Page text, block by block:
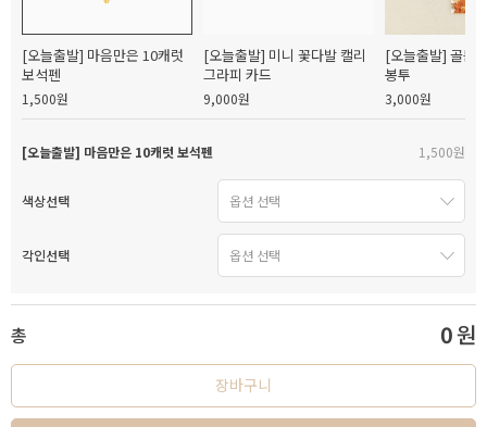
[오늘출발] 마음만은 10캐럿
보석펜
1,500원
[오늘출발] 미니 꽃다발 캘리
그라피 카드
9,000원
[오늘출발] 골든
봉투
3,000원
[오늘출발] 마음만은 10캐럿 보석펜 1,500원
색상선택
각인선택
총 0원
장바구니